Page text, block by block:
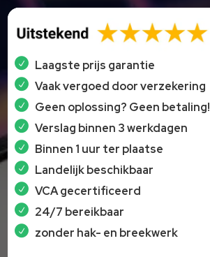
Laagste prijs garantie
Vaak vergoed door verzekering
Geen oplossing? Geen betaling!
Verslag binnen 3 werkdagen
Binnen 1 uur ter plaatse
Landelijk beschikbaar
VCA gecertificeerd
24/7 bereikbaar
zonder hak- en breekwerk